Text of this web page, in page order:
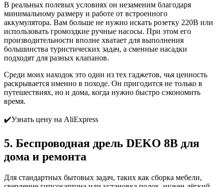
В реальных полевых условиях он незаменим благодаря
минимальному размеру и работе от встроенного
аккумулятора. Вам больше не нужно искать розетку 220В или
использовать громоздкие ручные насосы. При этом его
производительности вполне хватает для выполнения
большинства туристических задач, а сменные насадки
подходят для разных клапанов.
Среди моих находок это один из тех гаджетов, чья ценность
раскрывается именно в походе. Он пригодится не только в
путешествиях, но и дома, когда нужно быстро сэкономить
время.
✔️Узнать цену на AliExpress
5. Беспроводная дрель DEKO 8В для
дома и ремонта
Для стандартных бытовых задач, таких как сборка мебели,